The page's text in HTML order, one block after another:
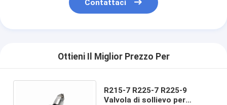
Contattaci
Ottieni Il Miglior Prezzo Per
R215-7 R225-7 R225-9
Valvola di sollievo per